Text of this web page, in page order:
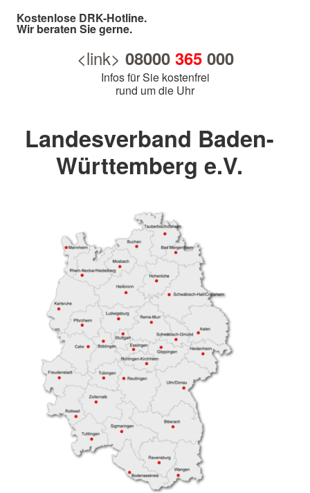
Kostenlose DRK-Hotline.
Wir beraten Sie gerne.
<link> 08000 365000
Infos für Sie kostenfrei
rund um die Uhr
Landesverband Baden-
Württemberg e.V.